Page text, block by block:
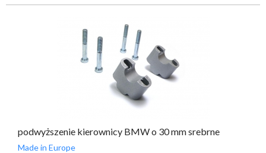
podwyższenie kierownicy BMW o 30 mm srebrne
Made in Europe